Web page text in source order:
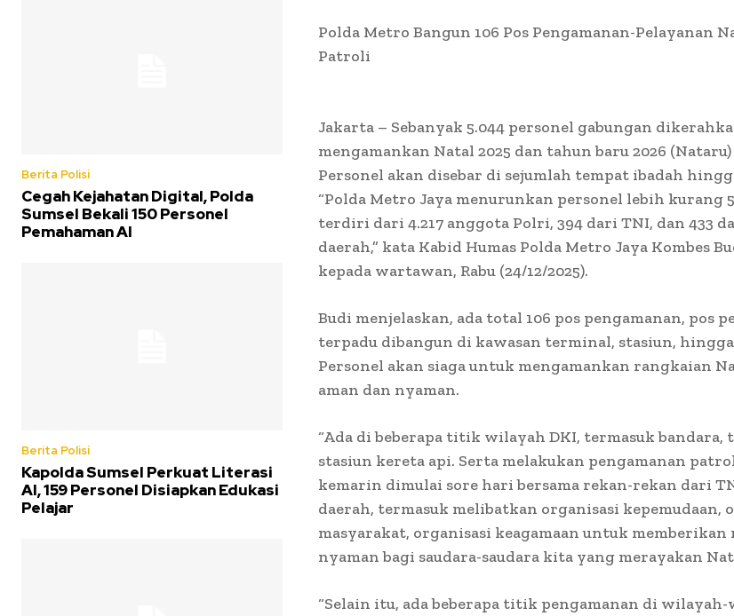
Berita Polisi
Cegah Kejahatan Digital, Polda
Sumsel Bekali 150 Personel
Pemahaman AI
Berita Polisi
Kapolda Sumsel Perkuat Literasi
AI, 159 Personel Disiapkan Edukasi
Pelajar
Polda Metro Bangun 106 Pos Pengamanan-Pelayanan
Patroli
Jakarta – Sebanyak 5.044 personel gabungan
mengamankan Natal 2025 dan tahun baru 2026
Personel akan disebar di sejumlah tempat ibadah
“Polda Metro Jaya menurunkan personel lebih kurang
terdiri dari 4.217 anggota Polri, 394 dari TNI, dan 433
daerah,” kata Kabid Humas Polda Metro Jaya Kombes
kepada wartawan, Rabu (24/12/2025).
Budi menjelaskan, ada total 106 pos pengamanan, pos
terpadu dibangun di kawasan terminal, stasiun,
Personel akan siaga untuk mengamankan rangkaian
aman dan nyaman.
“Ada di beberapa titik wilayah DKI, termasuk bandara,
stasiun kereta api. Serta melakukan pengamanan
kemarin dimulai sore hari bersama rekan-rekan dari
daerah, termasuk melibatkan organisasi kepemudaan,
masyarakat, organisasi keagamaan untuk memberikan
nyaman bagi saudara-saudara kita yang merayakan
“Selain itu, ada beberapa titik pengamanan di